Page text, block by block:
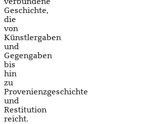
Geschichte,
die
von
Künstlergaben
und
Gegengaben
bis
hin
zu
Provenienzgeschichte
und
Restitution
reicht.